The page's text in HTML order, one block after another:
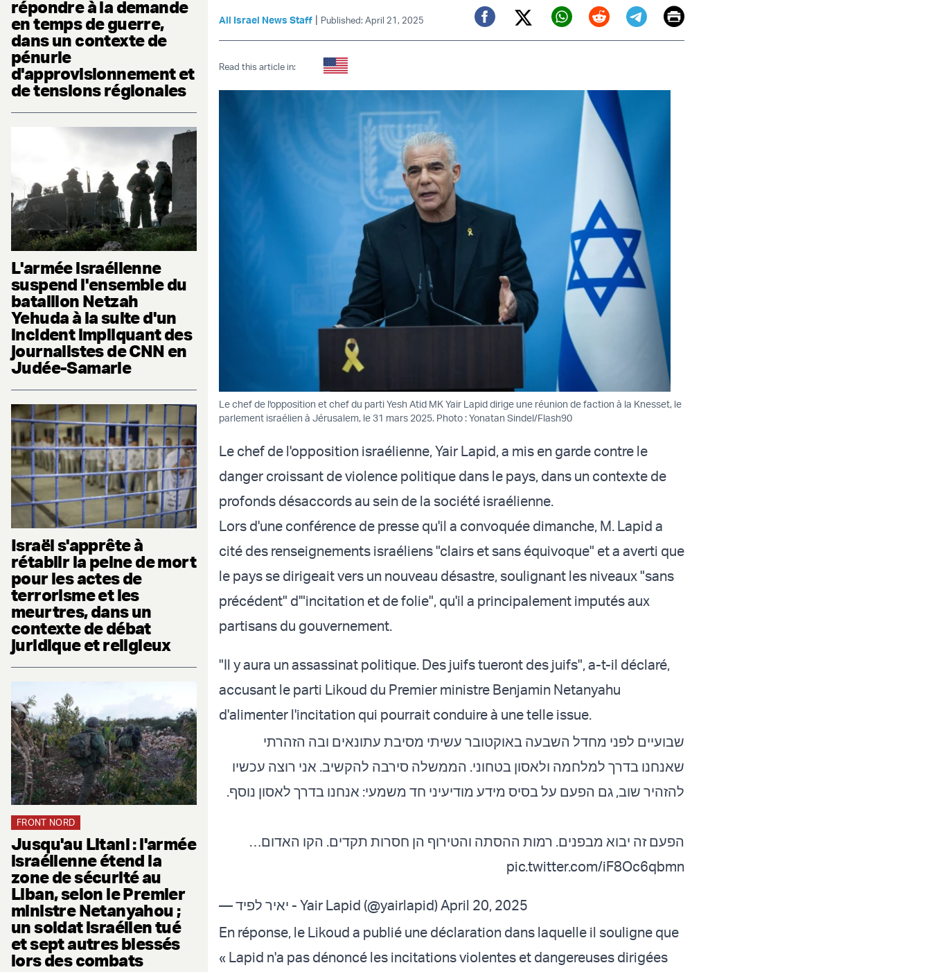
répondre à la demande
en temps de guerre,
dans un contexte de
pénurie
d'approvisionnement et
de tensions régionales
L'armée israélienne
suspend l'ensemble du
bataillon Netzah
Yehuda à la suite d'un
incident impliquant des
journalistes de CNN en
Judée-Samarie
Israël s'apprête à
rétablir la peine de mort
pour les actes de
terrorisme et les
meurtres, dans un
contexte de débat
juridique et religieux
FRONT NORD
Jusqu'au Litani : l'armée
israélienne étend la
zone de sécurité au
Liban, selon le Premier
ministre Netanyahou ;
un soldat israélien tué
et sept autres blessés
lors des combats
All Israel News Staff | Published: April 21, 2025
Facebook
Twitter (X)
Whatsapp
RedditTelegram
EmailPrint
Read this article in:
Le chef de l'opposition et chef du parti Yesh Atid MK Yair Lapid dirige une réunion de faction à la Knesset, le
parlement israélien à Jérusalem, le 31 mars 2025. Photo : Yonatan Sindel/Flash90
Le chef de l'opposition israélienne, Yair Lapid, a mis en garde contre le
danger croissant de violence politique dans le pays, dans un contexte de
profonds désaccords au sein de la société israélienne.
Lors d'une conférence de presse qu'il a convoquée dimanche, M. Lapid a
cité des renseignements israéliens "clairs et sans équivoque" et a averti que
le pays se dirigeait vers un nouveau désastre, soulignant les niveaux "sans
précédent" d'"incitation et de folie", qu'il a principalement imputés aux
partisans du gouvernement.
"Il y aura un assassinat politique. Des juifs tueront des juifs", a-t-il déclaré,
accusant le parti Likoud du Premier ministre Benjamin Netanyahu
d'alimenter l'incitation qui pourrait conduire à une telle issue.
שבועיים לפני מחדל השבעה באוקטובר עשיתי מסיבת עתונאים ובה הזהרתי
שאנחנו בדרך למלחמה ולאסון בטחוני. הממשלה סירבה להקשיב. אני רוצה עכשיו
להזהיר שוב, גם הפעם על בסיס מידע מודיעיני חד משמעי: אנחנו בדרך לאסון נוסף.
הפעם זה יבוא מבפנים. רמות ההסתה והטירוף הן חסרות תקדים. הקו האדום…
pic.twitter.com/iF8Oc6qbmn
— יאיר לפיד - Yair Lapid (@yairlapid)April 20, 2025
En réponse, le Likoud a publié une déclaration dans laquelle il souligne que
« Lapid n'a pas dénoncé les incitations violentes et dangereuses dirigées